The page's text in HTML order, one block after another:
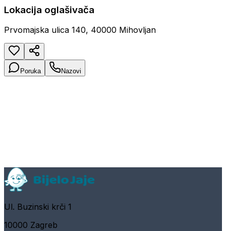
Lokacija oglašivača
Prvomajska ulica 140, 40000 Mihovljan
Poruka Nazovi
Ul. Buzinski krči 1
10000 Zagreb